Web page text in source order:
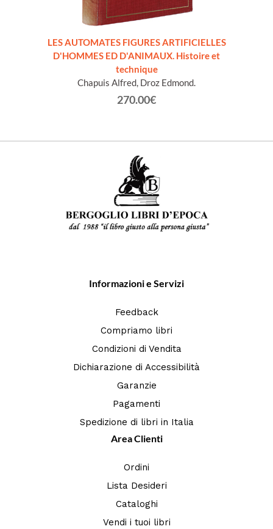
LES AUTOMATES FIGURES ARTIFICIELLES
D'HOMMES ED D'ANIMAUX. Histoire et
technique
Chapuis Alfred, Droz Edmond.
270.00€
Informazioni e Servizi
Feedback
Compriamo libri
Condizioni di Vendita
Dichiarazione di Accessibilità
Garanzie
Pagamenti
Spedizione di libri in Italia
Area Clienti
Ordini
Lista Desideri
Cataloghi
Vendi i tuoi libri